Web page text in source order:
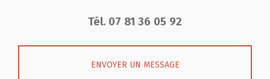
Tél. 07 81 36 05 92
ENVOYER UN MESSAGE